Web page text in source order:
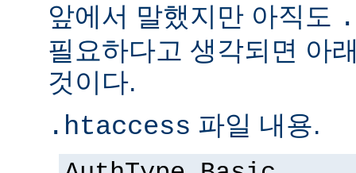
앞에서 말했지만 아직도
필요하다고 생각되면 아
것이다.
.htaccess 파일 내용.